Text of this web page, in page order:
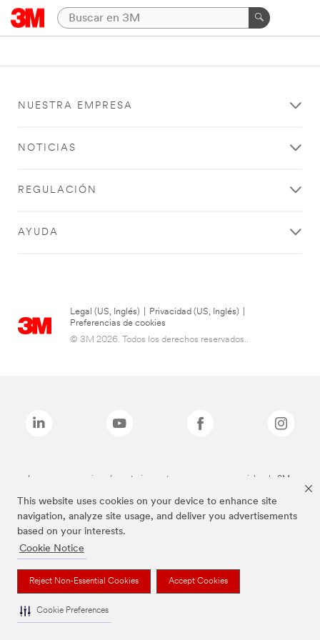
This website uses cookies on your device to enhance site
navigation, analyze site usage, and deliver you advertisements
based on your interests.
Cookie Notice
Reject Non-Essential Cookies Accept Cookies
Cookie Preferences
NUESTRA EMPRESA
NOTICIAS
REGULACIÓN
AYUDA
Legal (US, Inglés) Privacidad (US, Inglés)
Preferencias de cookies
© 3M 2026. Todos los derechos reservados..
Las marcas mencionadas anteriormente son marcas comerciales de 3M.